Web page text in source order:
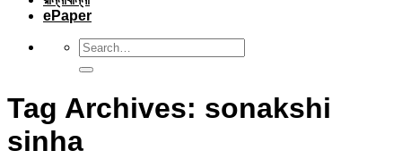
ePaper
Tag Archives: sonakshi
sinha